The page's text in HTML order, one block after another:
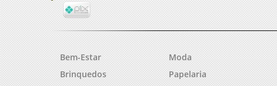
Bem-Estar
Brinquedos
Moda
Papelaria